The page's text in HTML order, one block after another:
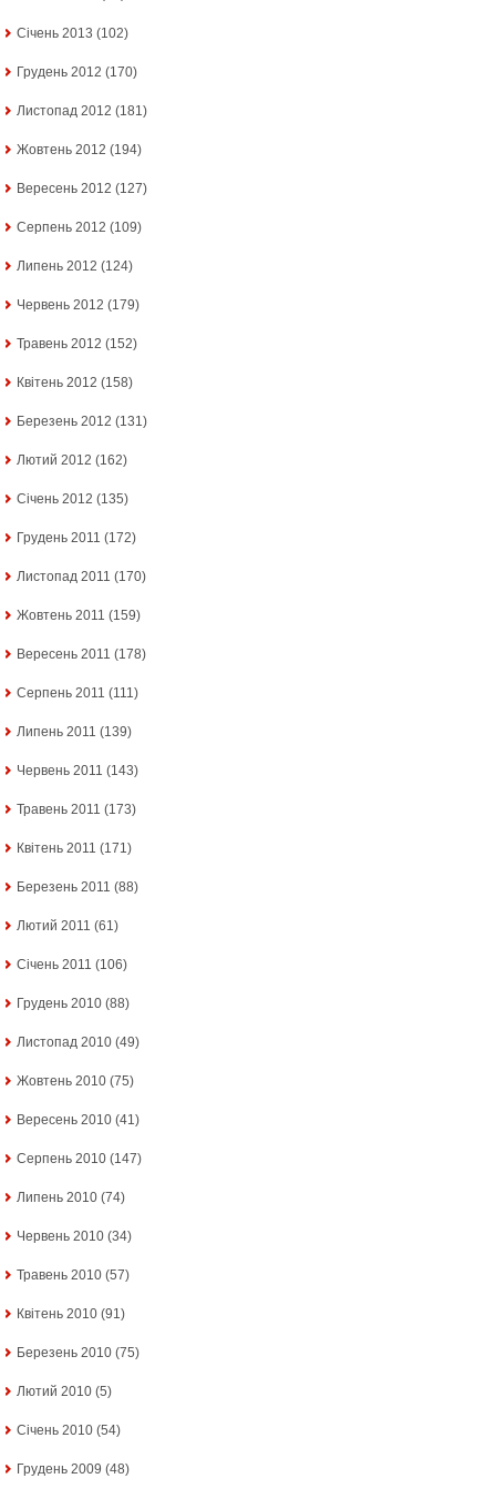
Січень 2013 (102)
Грудень 2012 (170)
Листопад 2012 (181)
Жовтень 2012 (194)
Вересень 2012 (127)
Серпень 2012 (109)
Липень 2012 (124)
Червень 2012 (179)
Травень 2012 (152)
Квітень 2012 (158)
Березень 2012 (131)
Лютий 2012 (162)
Січень 2012 (135)
Грудень 2011 (172)
Листопад 2011 (170)
Жовтень 2011 (159)
Вересень 2011 (178)
Серпень 2011 (111)
Липень 2011 (139)
Червень 2011 (143)
Травень 2011 (173)
Квітень 2011 (171)
Березень 2011 (88)
Лютий 2011 (61)
Січень 2011 (106)
Грудень 2010 (88)
Листопад 2010 (49)
Жовтень 2010 (75)
Вересень 2010 (41)
Серпень 2010 (147)
Липень 2010 (74)
Червень 2010 (34)
Травень 2010 (57)
Квітень 2010 (91)
Березень 2010 (75)
Лютий 2010 (5)
Січень 2010 (54)
Грудень 2009 (48)